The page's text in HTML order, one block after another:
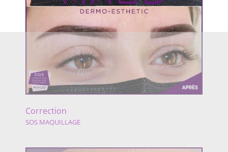
Correction
SOS MAQUILLAGE